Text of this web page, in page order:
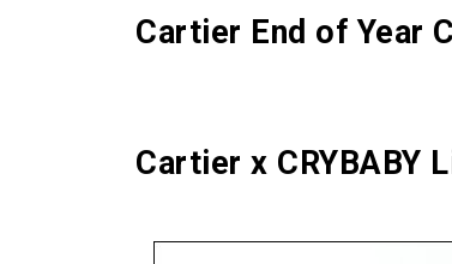
Cartier End of Year
Cartier x CRYBABY